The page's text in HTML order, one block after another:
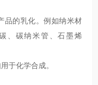
品的乳化。例如纳米材
、碳纳米管、石墨烯
于化学合成。